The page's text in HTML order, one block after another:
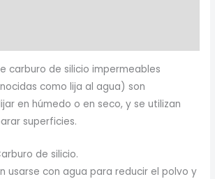
carburo de silicio impermeables
como lija al agua) son
en húmedo o en seco, y se utilizan
superficies.
de silicio.
usarse con agua para reducir el polvo y